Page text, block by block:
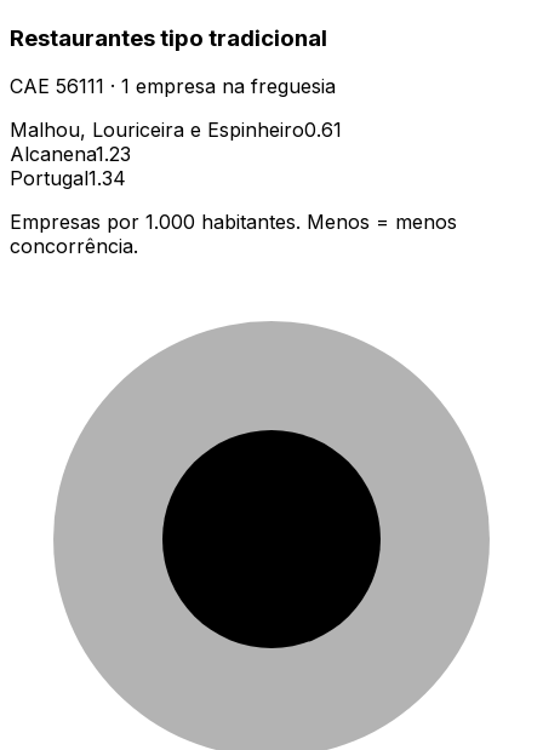
Restaurantes tipo tradicional
CAE 56111 · 1 empresa na freguesia
Malhou, Louriceira e Espinheiro0.61
Alcanena1.23
Portugal1.34
Empresas por 1.000 habitantes. Menos = menos
concorrência.